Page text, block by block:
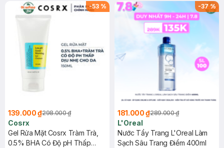
-53 %
139.000 ₫298.000 ₫
Cosrx
Gel Rửa Mặt Cosrx Tràm Trà,
0.5% BHA Có Độ pH Thấp
-37%
181.000 ₫289.000 ₫
L'Oreal
Nước Tẩy Trang L'Oreal Làm
Sạch Sâu Trang Điểm 400ml